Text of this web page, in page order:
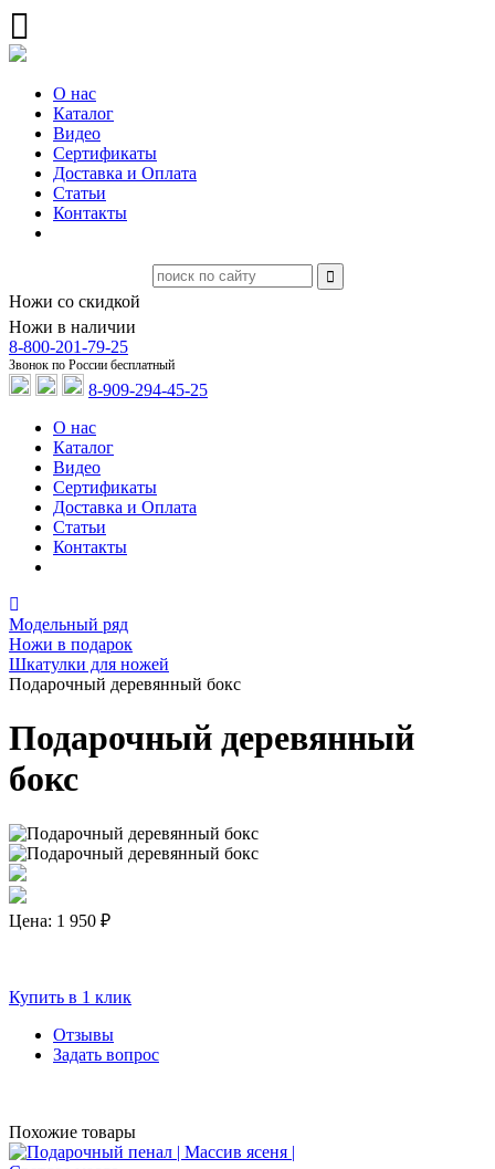
О нас
Каталог
Видео
Сертификаты
Доставка и Оплата
Статьи
Контакты
Ножи в наличии
Ножи со скидкой
8-800-201-79-25
Звонок по России бесплатный
8-909-294-45-25
О нас
Каталог
Видео
Сертификаты
Доставка и Оплата
Статьи
Контакты
Модельный ряд
Ножи в подарок
Шкатулки для ножей
Подарочный деревянный бокс
Подарочный деревянный
бокс
Цена: 1 950 ₽
Купить в 1 клик
Отзывы
Задать вопрос
Похожие товары